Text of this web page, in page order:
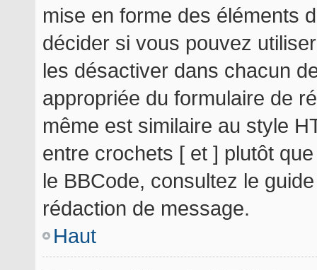
mise en forme des éléments
décider si vous pouvez
les désactiver dans chacun
appropriée du formulaire de
même est similaire au style
entre crochets [ et ] plutôt
le BBCode, consultez le
rédaction de message.
Haut